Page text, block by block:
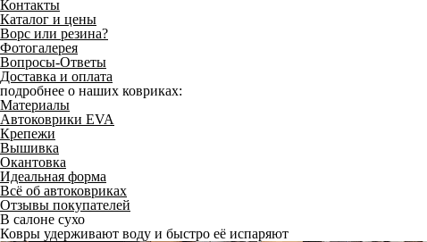
Контакты
Каталог и цены
Ворс или резина?
Фотогалерея
Вопросы-Ответы
Доставка и оплата
подробнее о наших ковриках:
Материалы
Автоковрики EVA
Крепежи
Вышивка
Окантовка
Идеальная форма
Всё об автоковриках
Отзывы покупателей
В салоне сухо
Ковры удерживают воду и быстро её испаряют